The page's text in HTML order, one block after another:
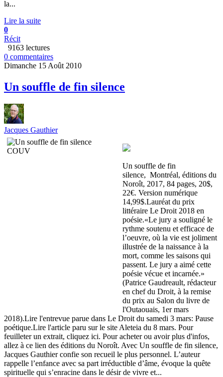
la...
Lire la suite
0
Récit
9163 lectures
0 commentaires
Dimanche 15 Août 2010
Un souffle de fin silence
Jacques Gauthier
Un souffle de fin
silence, Montréal, éditions du
Noroît, 2017, 84 pages, 20$,
22€. Version numérique
14,99$.Lauréat du prix
littéraire Le Droit 2018 en
poésie.«Le jury a souligné le
rythme soutenu et efficace de
l’oeuvre, où la vie est joliment
illustrée de la naissance à la
mort, comme les saisons qui
passent. Le jury a aimé cette
poésie vécue et incarnée.»
(Patrice Gaudreault, rédacteur
en chef du Droit, à la remise
du prix au Salon du livre de
l'Outaouais, 1er mars
2018).Lire l'entrevue parue dans Le Droit du samedi 3 mars: Pause
poétique.Lire l'article paru sur le site Aleteia du 8 mars. Pour
feuilleter un extrait, cliquez ici. Pour acheter ou avoir plus d'infos,
allez à ce lien des éditions du Noroît. Avec Un souffle de fin silence,
Jacques Gauthier confie son recueil le plus personnel. L’auteur
rappelle l’enfance avec sa part irréductible d’âme, évoque la quête
spirituelle qui s’enracine dans le désir de vivre et...